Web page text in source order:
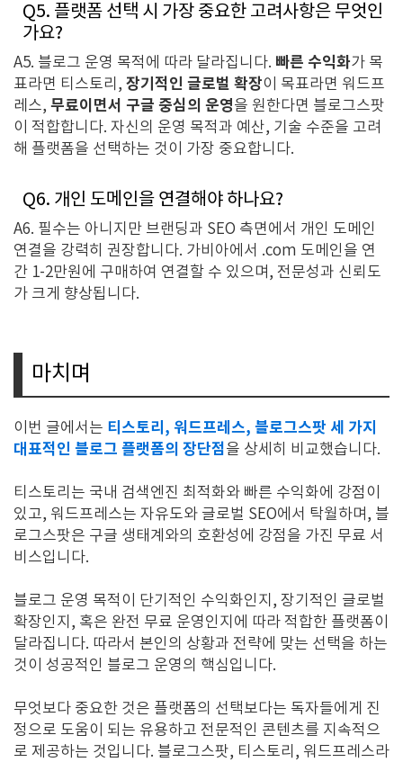
Q5. 플랫폼 선택 시 가장 중요한 고려사항은 무엇인
가요?
A5. 블로그 운영 목적에 따라 달라집니다. 빠른 수익화가 목
표라면 티스토리, 장기적인 글로벌 확장이 목표라면 워드프
레스, 무료이면서 구글 중심의 운영을 원한다면 블로그스팟
이 적합합니다. 자신의 운영 목적과 예산, 기술 수준을 고려
해 플랫폼을 선택하는 것이 가장 중요합니다.
Q6. 개인 도메인을 연결해야 하나요?
A6. 필수는 아니지만 브랜딩과 SEO 측면에서 개인 도메인
연결을 강력히 권장합니다. 가비아에서 .com 도메인을 연
간 1-2만원에 구매하여 연결할 수 있으며, 전문성과 신뢰도
가 크게 향상됩니다.
마치며
이번 글에서는 티스토리, 워드프레스, 블로그스팟 세 가지
대표적인 블로그 플랫폼의 장단점 을 상세히 비교했습니다.
티스토리는 국내 검색엔진 최적화와 빠른 수익화에 강점이
있고, 워드프레스는 자유도와 글로벌 SEO에서 탁월하며, 블
로그스팟은 구글 생태계와의 호환성에 강점을 가진 무료 서
비스입니다.
블로그 운영 목적이 단기적인 수익화인지, 장기적인 글로벌
확장인지, 혹은 완전 무료 운영인지에 따라 적합한 플랫폼이
달라집니다. 따라서 본인의 상황과 전략에 맞는 선택을 하는
것이 성공적인 블로그 운영의 핵심입니다.
무엇보다 중요한 것은 플랫폼의 선택보다는 독자들에게 진
정으로 도움이 되는 유용하고 전문적인 콘텐츠를 지속적으
로 제공하는 것입니다. 블로그스팟, 티스토리, 워드프레스라